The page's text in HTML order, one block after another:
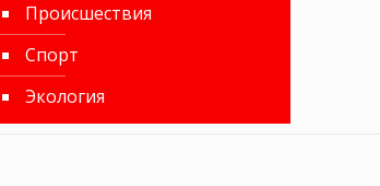
Происшествия
Спорт
Экология